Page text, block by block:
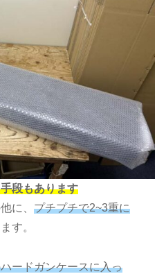
段もあります
に、プチプチで2~3重に
す。
ードガンケースに入っ